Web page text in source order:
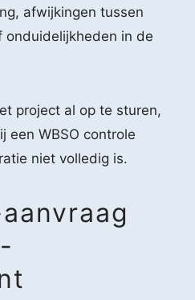
afwijkingen tussen
onduidelijkheden in de
project al op te sturen,
een WBSO controle
niet volledig is.